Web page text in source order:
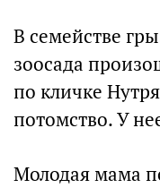
В семействе
зоосада
по кличке
потомство. У
Молодая мама